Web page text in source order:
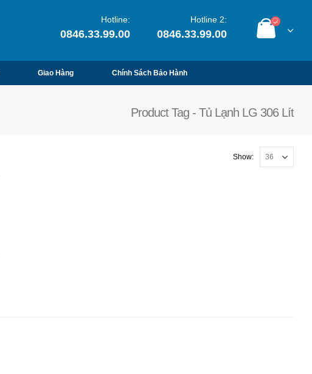
Hotline:
0846.33.99.00
Hotline 2:
0846.33.99.00
Giao Hàng Chính Sách Bảo Hành
Product Tag - Tủ Lạnh LG 306 Lít
Show: